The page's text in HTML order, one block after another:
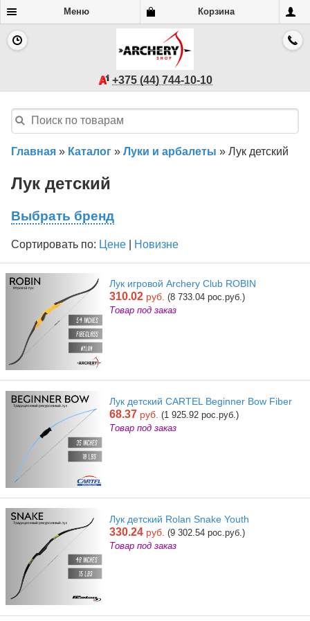
Меню Корзина
+375 (44) 744-10-10
Главная » Каталог » Луки и арбалеты » Лук детский
Лук детский
Выбрать бренд
Сортировать по: Цене Новизне
Лук игровой Archery Club RОВIN
310.02 руб. (8 733.04 рос.руб.)
Товар под заказ
Лук детский CARTEL Beginner Bow Fiber
68.37 руб. (1 925.92 рос.руб.)
Товар под заказ
Лук детский Rolan Snake Youth
330.24 руб. (9 302.54 рос.руб.)
Товар под заказ